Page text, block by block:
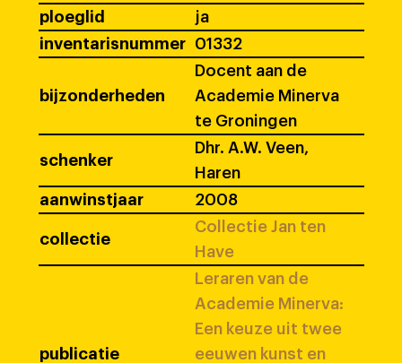
ploeglid
ja
inventarisnummer
01332
bijzonderheden
Docent aan de
Academie Minerva
te Groningen
schenker
Dhr. A.W. Veen,
Haren
aanwinstjaar
2008
collectie
Collectie Jan ten
Have
publicatie
Leraren van de
Academie Minerva:
Een keuze uit twee
eeuwen kunst en